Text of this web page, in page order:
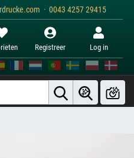
· 0043 4257 29415
Registreer Log in